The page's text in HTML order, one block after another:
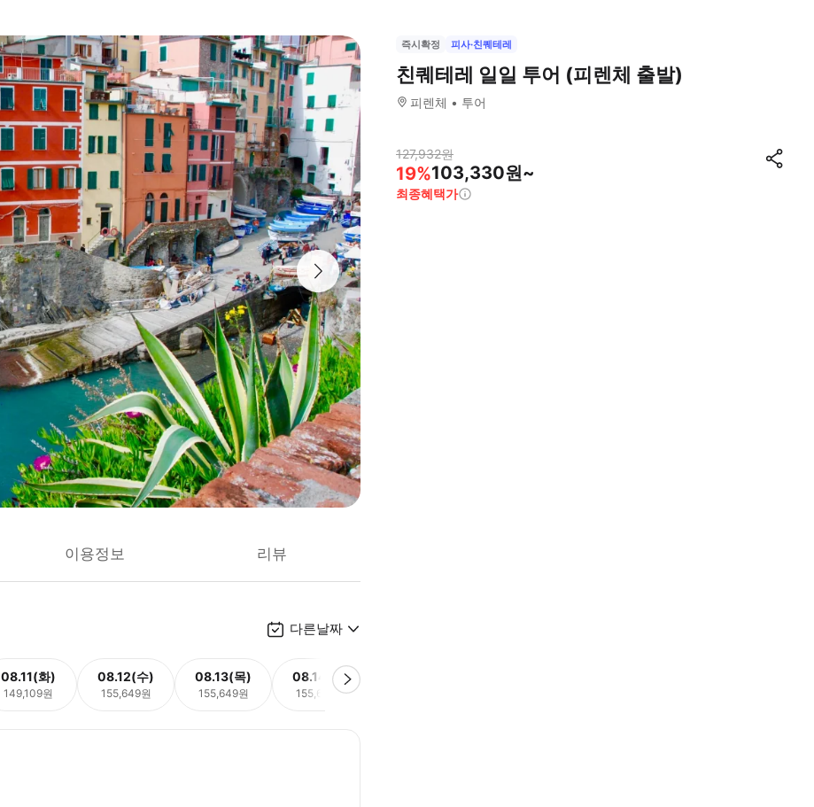
이용정보 리뷰
다른날짜
08.11(화)
149,109원
08.12(수)
155,649원
08.13(목)
155,649원
08.14(금)
155,649원
즉시확정 피사·친퀘테레
친퀘테레 일일 투어 (피렌체 출발)
피렌체 투어
127,932원
19%103,330원~
최종혜택가